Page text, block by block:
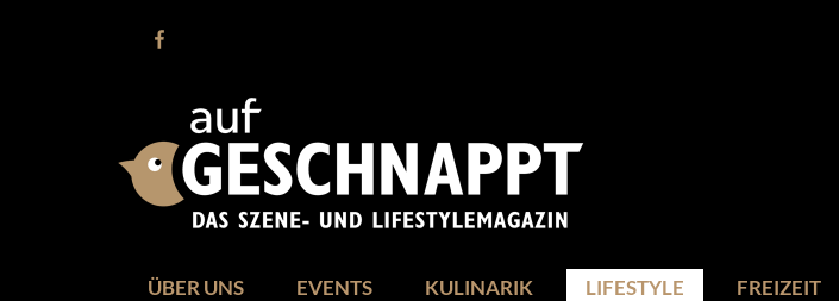
ÜBER UNS EVENTS KULINARIK LIFESTYLE FREIZEIT